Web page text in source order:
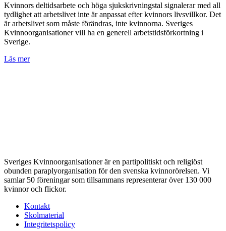
Kvinnors deltidsarbete och höga sjukskrivningstal signalerar med all
tydlighet att arbetslivet inte är anpassat efter kvinnors livsvillkor. Det
är arbetslivet som måste förändras, inte kvinnorna. Sveriges
Kvinnoorganisationer vill ha en generell arbetstidsförkortning i
Sverige.
Läs mer
Sveriges Kvinnoorganisationer är en partipolitiskt och religiöst
obunden paraplyorganisation för den svenska kvinnorörelsen. Vi
samlar 50 föreningar som tillsammans representerar över 130 000
kvinnor och flickor.
Kontakt
Skolmaterial
Integritetspolicy